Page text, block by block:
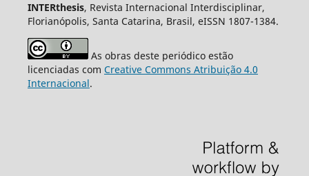
INTERthesis, Revista Internacional Interdisciplinar,
Florianópolis, Santa Catarina, Brasil, eISSN 1807-1384.
As obras deste periódico estão
licenciadas com Creative Commons Atribuição 4.0
Internacional.